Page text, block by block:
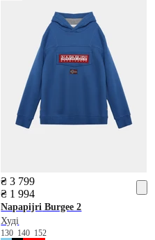
₴ 3 799
₴ 1 994
Napapijri Burgee 2
Худі
130 140 152